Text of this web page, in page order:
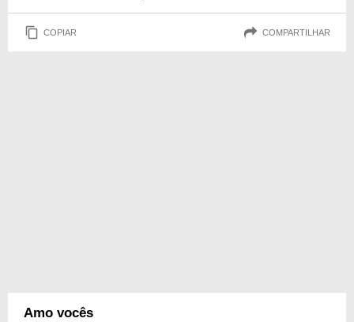
COPIAR COMPARTILHAR
Amo vocês